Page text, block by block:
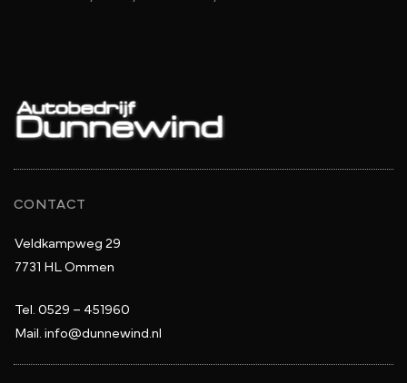
CONTACT
Veldkampweg 29
7731 HL Ommen
Tel. 0529 – 451960
Mail. info@dunnewind.nl